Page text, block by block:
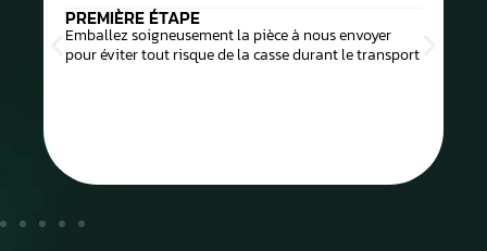
PREMIÈRE ÉTAPE
Emballez soigneusement la pièce à nous envoyer
pour éviter tout risque de la casse durant le transport